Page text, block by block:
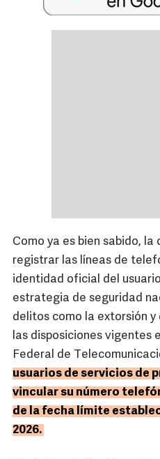
Como ya es bien sabido,
registrar las líneas de
identidad oficial del
estrategia de seguridad
delitos como la extorsión
las disposiciones vigentes
Federal de
usuarios de servicios de
vincular su número
de la fecha límite
2026.